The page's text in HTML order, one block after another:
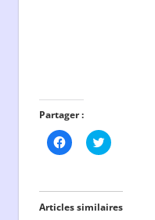
Partager :
Cliquez
pour
dans
une
nouvelle
Cliquez
pour
dans
une
nouvelle
Articles similaires